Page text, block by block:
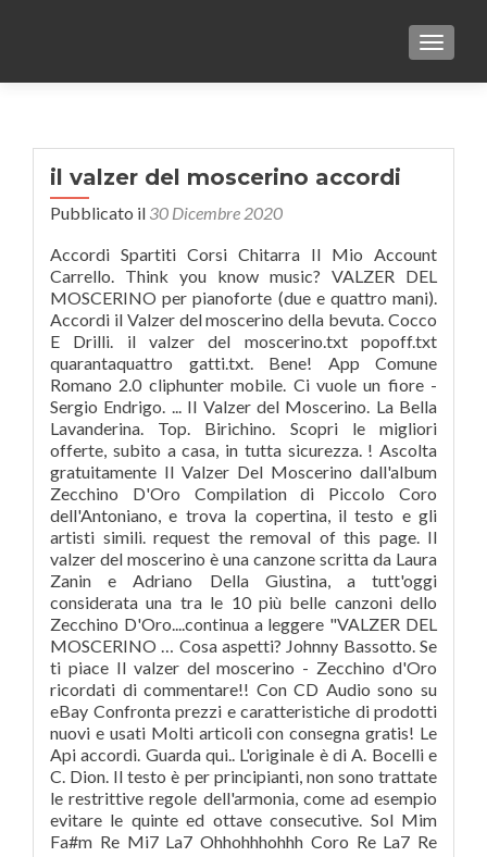
il valzer del moscerino accordi
Pubblicato il 30 Dicembre 2020
Accordi Spartiti Corsi Chitarra Il Mio Account
Carrello. Think you know music? VALZER DEL
MOSCERINO per pianoforte (due e quattro mani).
Accordi il Valzer del moscerino della bevuta. Cocco
E Drilli. il valzer del moscerino.txt popoff.txt
quarantaquattro gatti.txt. Bene! App Comune
Romano 2.0 cliphunter mobile. Ci vuole un fiore -
Sergio Endrigo. ... Il Valzer del Moscerino. La Bella
Lavanderina. Top. Birichino. Scopri le migliori
offerte, subito a casa, in tutta sicurezza. ! Ascolta
gratuitamente Il Valzer Del Moscerino dall'album
Zecchino D'Oro Compilation di Piccolo Coro
dell'Antoniano, e trova la copertina, il testo e gli
artisti simili. request the removal of this page. Il
valzer del moscerino è una canzone scritta da Laura
Zanin e Adriano Della Giustina, a tutt'oggi
considerata una tra le 10 più belle canzoni dello
Zecchino D'Oro....continua a leggere "VALZER DEL
MOSCERINO … Cosa aspetti? Johnny Bassotto. Se
ti piace Il valzer del moscerino - Zecchino d'Oro
ricordati di commentare!! Con CD Audio sono su
eBay Confronta prezzi e caratteristiche di prodotti
nuovi e usati Molti articoli con consegna gratis! Le
Api accordi. Guarda qui.. L'originale è di A. Bocelli e
C. Dion. Il testo è per principianti, non sono trattate
le restrittive regole dell'armonia, come ad esempio
evitare le quinte ed ottave consecutive. Sol Mim
Fa#m Re Mi7 La7 Ohhohhhohhh Coro Re La7 Re